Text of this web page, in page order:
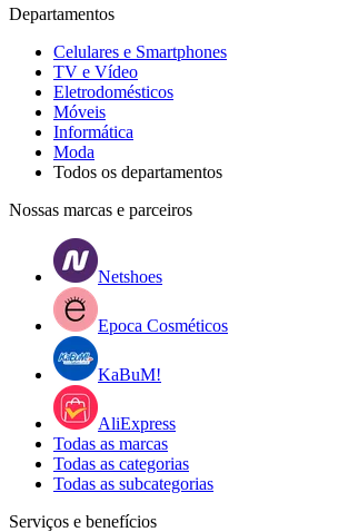
Departamentos
Celulares e Smartphones
TV e Vídeo
Eletrodomésticos
Móveis
Informática
Moda
Todos os departamentos
Nossas marcas e parceiros
Netshoes
Epoca Cosméticos
KaBuM!
AliExpress
Todas as marcas
Todas as categorias
Todas as subcategorias
Serviços e benefícios